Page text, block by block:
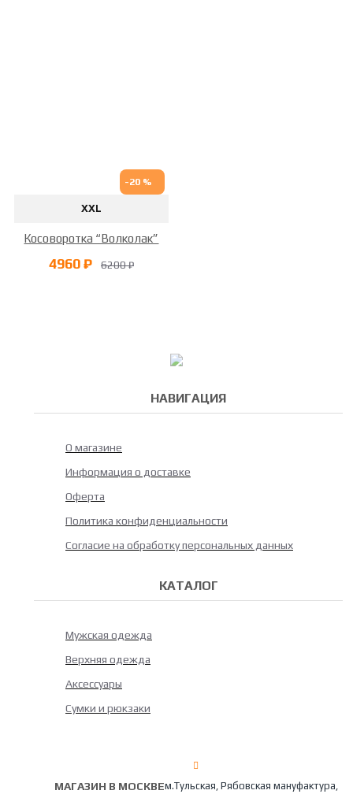
-20 %
XXL
Косоворотка “Волколак”
4960 ₽ 6200 ₽
НАВИГАЦИЯ
О магазине
Информация о доставке
Оферта
Политика конфиденциальности
Согласие на обработку персональных данных
КАТАЛОГ
Мужская одежда
Верхняя одежда
Аксессуары
Сумки и рюкзаки
МАГАЗИН В МОСКВЕм.Тульская, Рябовская мануфактура,